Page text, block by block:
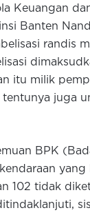
Keuangan
Banten
randis
itu milik
tentunya juga
BPK
yang
102 tidak